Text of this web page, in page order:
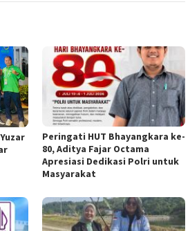
Peringati HUT Bhayangkara ke-
80, Aditya Fajar Octama
Apresiasi Dedikasi Polri untuk
Masyarakat